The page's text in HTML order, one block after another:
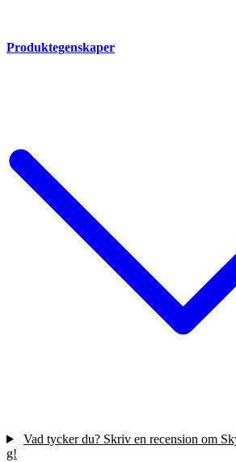
Produktegenskaper
Vad tycker du? Skriv en recension om
g!